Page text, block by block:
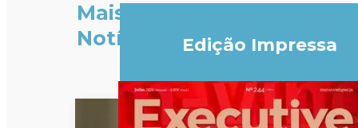
Mais
Notícias
Edição Impressa